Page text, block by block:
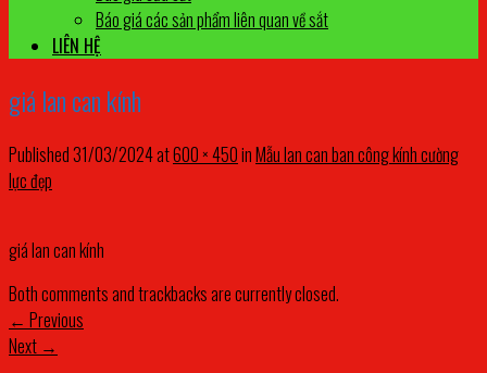
Báo giá các sản phẩm liên quan về sắt
LIÊN HỆ
giá lan can kính
Published31/03/2024at600 × 450inMẫu lan can ban công kính cường
lực đẹp
giá lan can kính
Both comments and trackbacks are currently closed.
← Previous
Next →